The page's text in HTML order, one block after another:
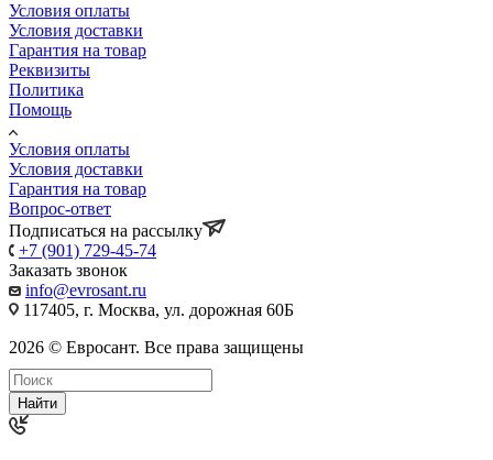
Условия оплаты
Условия доставки
Гарантия на товар
Реквизиты
Политика
Помощь
Условия оплаты
Условия доставки
Гарантия на товар
Вопрос-ответ
Подписаться на рассылку
+7 (901) 729-45-74
Заказать звонок
info@evrosant.ru
117405, г. Москва, ул. дорожная 60Б
2026 © Евросант. Все права защищены
Найти